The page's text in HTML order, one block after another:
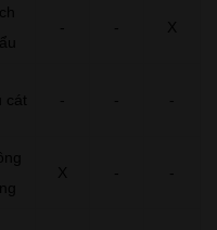
- - X
cát - - -
X - -